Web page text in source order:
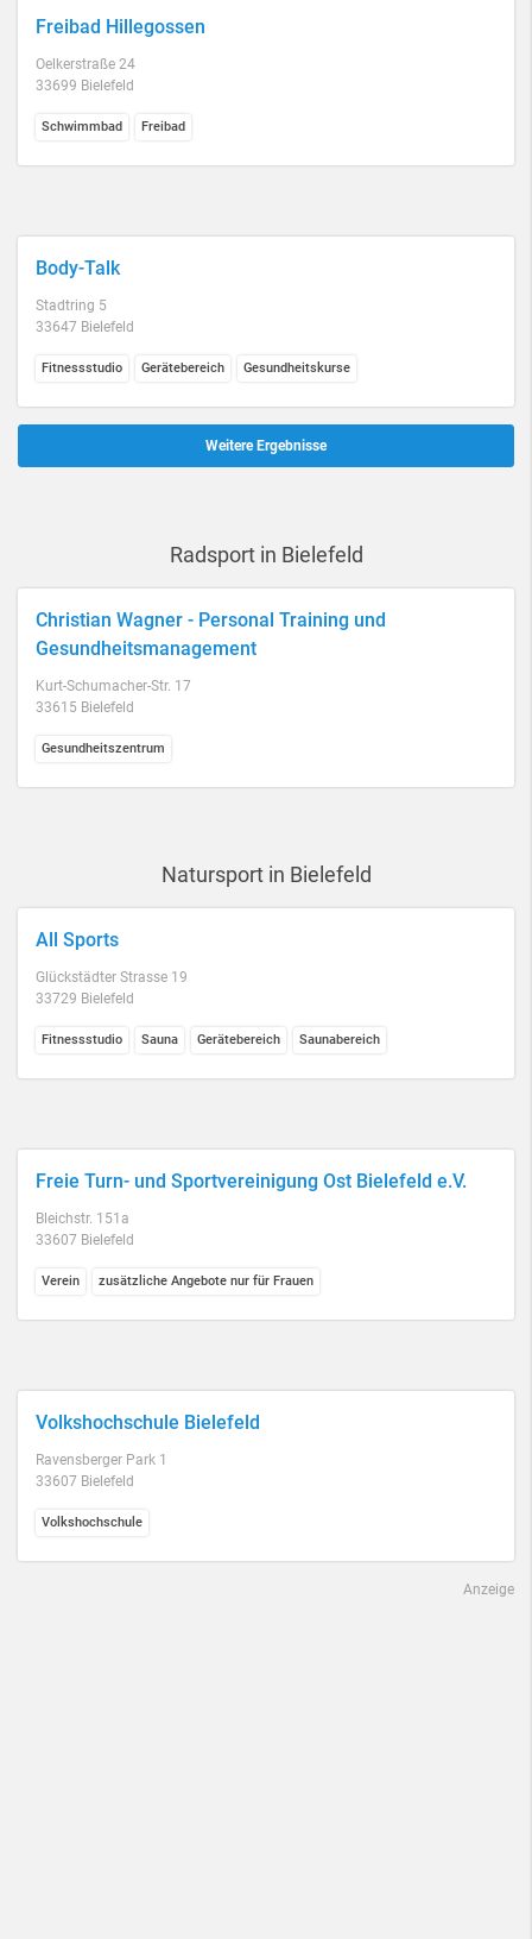
Freibad Hillegossen
Oelkerstraße 24
33699 Bielefeld
Schwimmbad Freibad
Body-Talk
Stadtring 5
33647 Bielefeld
Fitnessstudio Gerätebereich Gesundheitskurse
Weitere Ergebnisse
Radsport in Bielefeld
Christian Wagner - Personal Training und
Gesundheitsmanagement
Kurt-Schumacher-Str. 17
33615 Bielefeld
Gesundheitszentrum
Natursport in Bielefeld
All Sports
Glückstädter Strasse 19
33729 Bielefeld
Fitnessstudio Sauna Gerätebereich Saunabereich
Freie Turn- und Sportvereinigung Ost Bielefeld e.V.
Bleichstr. 151a
33607 Bielefeld
Verein zusätzliche Angebote nur für Frauen
Volkshochschule Bielefeld
Ravensberger Park 1
33607 Bielefeld
Volkshochschule
Anzeige